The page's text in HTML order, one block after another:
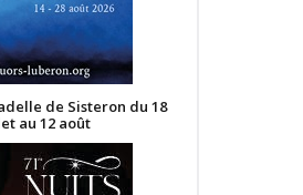
de Sisteron du 18
au 12 août